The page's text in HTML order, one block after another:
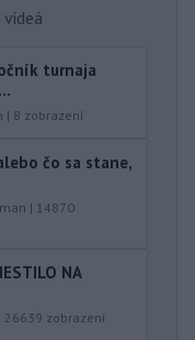
turnaja
| 8 zobrazení
čo sa stane,
| 14870
NA
26639 zobrazení